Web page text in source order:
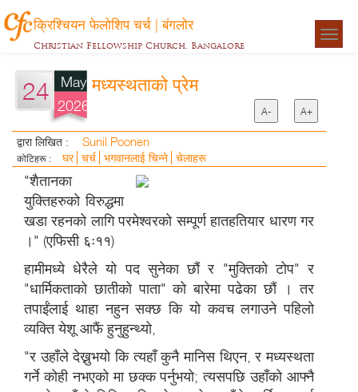
क्रिश्चियन फेलोशिप चर्च | बंगलोर
Christian Fellowship Church, Bangalore
24
May
2026
मध्यस्थताको प्रेम
A- A+
द्वारा लिखित : Sunil Poonen
कोटिहरू : घर चर्च भगवानलाई चिन्ने चेलाहरू
"शैतानका
युक्तिहरुको विरुद्धमा
खडा रहनको लागि परमेश्वरको सम्पूर्ण हातहतियार धारण गर
।" (एफिसी ६ः११)
हामीमध्ये धेरैले यो पद सुनेका छौं र "मुक्तिको टोप" र
"धार्मिकताको छातीको पाता" को बारेमा पढेका छौं । तर
तपाईंलाई थाहा नहुन सक्छ कि यो कवच लगाउने पहिलो
व्यक्ति येशू आफैं हुनुहुन्थ्यो,
"र उहाँले देख्नुभयो कि त्यहाँ कुनै मानिस थिएन, र मध्यस्थता
गर्ने कोही नभएको मा छक्क पर्नुभयो; त्यसपछि उहाँको आफ्नै